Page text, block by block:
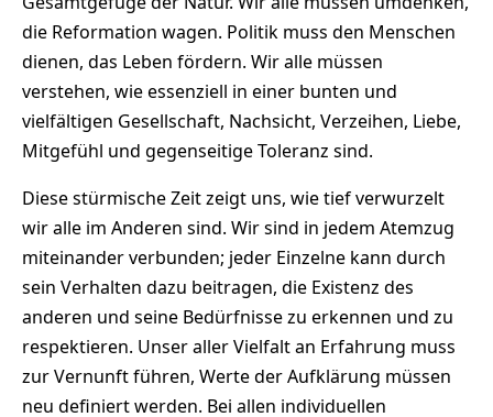
die Reformation wagen. Politik muss den Menschen
dienen, das Leben fördern. Wir alle müssen
verstehen, wie essenziell in einer bunten und
vielfältigen Gesellschaft, Nachsicht, Verzeihen, Liebe,
Mitgefühl und gegenseitige Toleranz sind.
Diese stürmische Zeit zeigt uns, wie tief verwurzelt
wir alle im Anderen sind. Wir sind in jedem Atemzug
miteinander verbunden; jeder Einzelne kann durch
sein Verhalten dazu beitragen, die Existenz des
anderen und seine Bedürfnisse zu erkennen und zu
respektieren. Unser aller Vielfalt an Erfahrung muss
zur Vernunft führen, Werte der Aufklärung müssen
neu definiert werden. Bei allen individuellen